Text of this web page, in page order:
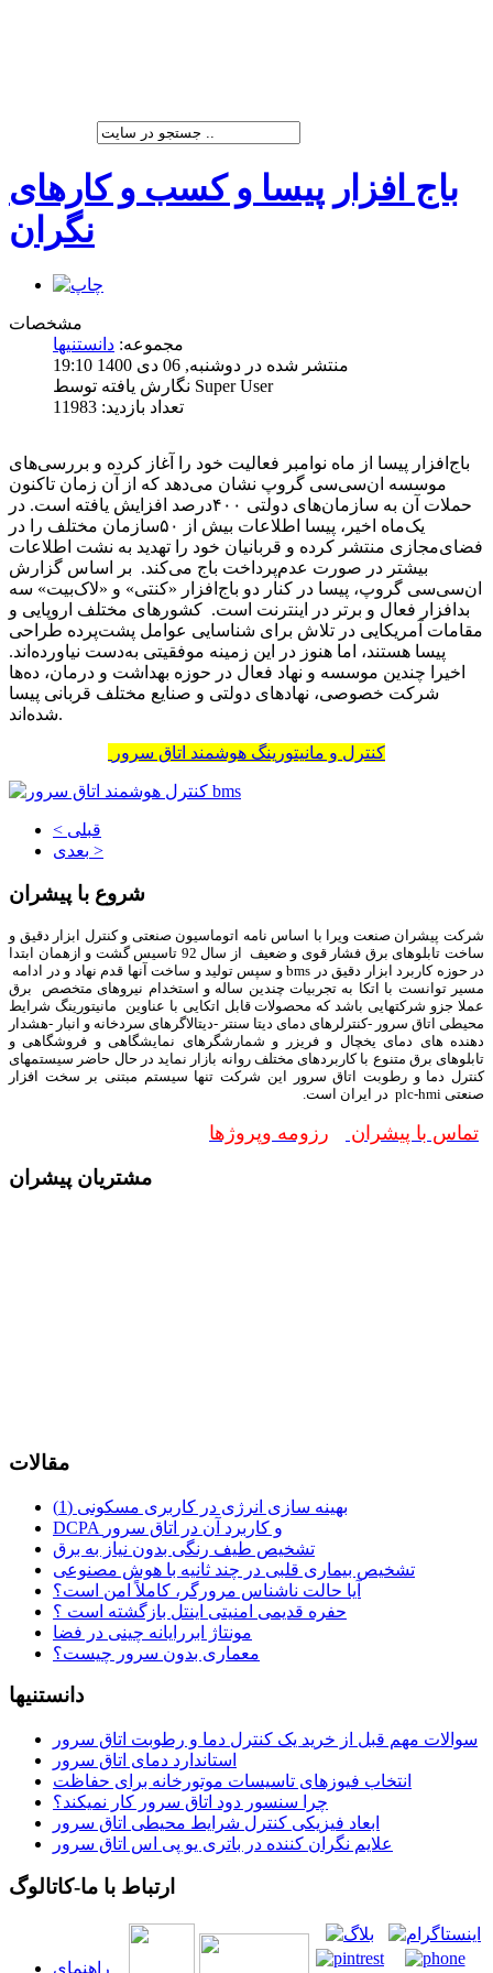
باج افزار پیسا و کسب و کارهای
نگران
مشخصات
مجموعه: دانستنیها
منتشر شده در دوشنبه, 06 دی 1400 19:10
نگارش یافته توسط Super User
تعداد بازدید: 11983
باج‌افزار پیسا از ‌ماه نوامبر فعالیت خود را آغاز کرده و بررسی‌‌‌‌‌‌‌‌های
موسسه ان‌سی‌سی گروپ نشان می‌دهد که از آن زمان تاکنون
حملات آن به سازمان‌های دولتی ۴۰۰‌درصد افزایش یافته است. در
یک‌ماه اخیر، پیسا اطلاعات بیش از ۵۰سازمان مختلف را در
فضای‌مجازی منتشر کرده و قربانیان خود را تهدید به نشت اطلاعات
بیشتر در صورت عدم‌پرداخت باج می‌کند. بر اساس گزارش
ان‌سی‌سی گروپ، پیسا در کنار دو باج‌افزار «کنتی» و «لاک‌‌‌‌‌‌‌‌بیت» سه
بدافزار فعال و برتر در اینترنت است. کشورهای مختلف اروپایی و
مقامات آمریکایی در تلاش برای شناسایی عوامل پشت‌پرده طراحی
پیسا هستند، اما هنوز در این زمینه موفقیتی به‌دست نیاورده‌‌‌‌‌‌‌‌اند.
اخیرا چندین موسسه و نهاد فعال در حوزه بهداشت و درمان، ده‌‌‌‌‌‌‌‌ها
شرکت خصوصی، نهادهای دولتی و صنایع مختلف قربانی پیسا
شده‌اند.
کنترل و مانیتورینگ هوشمند اتاق سرور
< قبلی
بعدی >
شروع با پیشران
شرکت پیشران صنعت ویرا با اساس نامه اتوماسیون صنعتی و کنترل ابزار دقیق و
ساخت تابلوهای برق فشار قوی و ضعیف از سال 92 تاسیس گشت و ازهمان ابتدا
در حوزه کاربرد ابزار دقیق در bms و سپس تولید و ساخت آنها قدم نهاد و در ادامه
مسیر توانست با اتکا به تجربیات چندین ساله و استخدام نیروهای متخصص برق
عملا جزو شرکتهایی باشد که محصولات قابل اتکایی با عناوین مانیتورینگ شرایط
محیطی اتاق سرور -کنترلرهای دمای دیتا سنتر -دیتالاگرهای سردخانه و انبار -هشدار
دهنده های دمای یخچال و فریزر و شمارشگرهای نمایشگاهی و فروشگاهی و
تابلوهای برق متنوع با کاربردهای مختلف روانه بازار نماید در حال حاضر سیستمهای
کنترل دما و رطوبت اتاق سرور این شرکت تنها سیستم مبتنی بر سخت افزار
صنعتی plc-hmi در ایران است.
تماس با پیشران رزومه وپروژها
مشتریان پیشران
مقالات
بهینه سازی انرژی در کاربری مسکونی (1)
DCPA و کاربرد آن در اتاق سرور
تشخیص طیف رنگی بدون نیاز به برق
تشخیص بیماری قلبی در چند ثانیه با هوش مصنوعی
آیا حالت ناشناس مرورگر، کاملاً امن است؟
حفره قدیمی امنیتی اینتل بازگشته است ؟
مونتاژ ابررایانه چینی در فضا
معماری بدون سرور چیست؟
دانستنیها
سوالات مهم قبل از خرید یک کنترل دما و رطوبت اتاق سرور
استاندارد دمای اتاق سرور
انتخاب فیوزهای تاسیسات موتورخانه برای حفاظت
چرا سنسور دود اتاق سرور کار نمیکند؟
ابعاد فیزیکی کنترل شرایط محیطی اتاق سرور
علایم نگران کننده در باتری یو پی اس اتاق سرور
ارتباط با ما-کاتالوگ
راهنمای